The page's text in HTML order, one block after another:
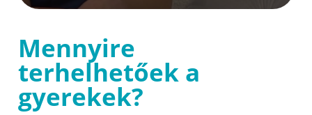
Mennyire
terhelhetőek a
gyerekek?